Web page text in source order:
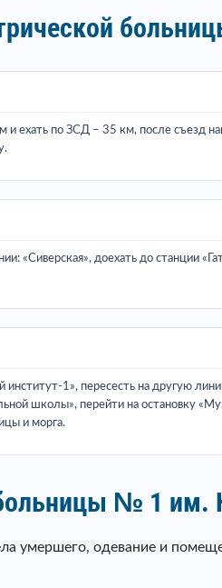
ехать по ЗСД – 35 км, после съезд
«Сиверская», доехать до
1», пересесть на другую
школы», перейти на остановку
и морга.
больницы № 1 им.
умершего, одевание и